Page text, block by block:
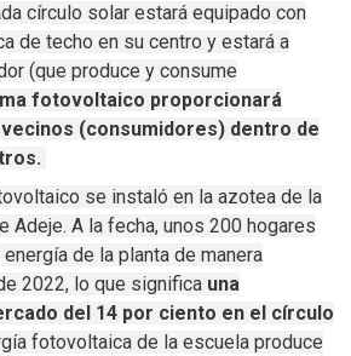
círculo solar estará equipado con
de techo en su centro y estará a
(que produce y consume
fotovoltaico proporcionará
(consumidores) dentro de
se instaló en la azotea de la
Adeje.A la fecha, unos 200 hogares
de la planta de manera
2022, lo que significa una
del 14 por ciento en el círculo
fotovoltaica de la escuela produce